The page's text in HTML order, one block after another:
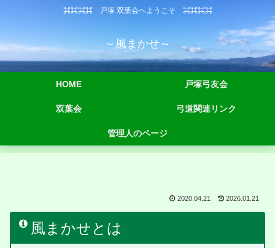
⌘⌘⌘⌘ 戸塚 双葉会へようこそ ⌘⌘⌘⌘
～風まかせ～
HOME 戸塚弓友会
双葉会 弓道関連リンク
管理人のページ
2020.04.21 2026.01.21
風まかせとは